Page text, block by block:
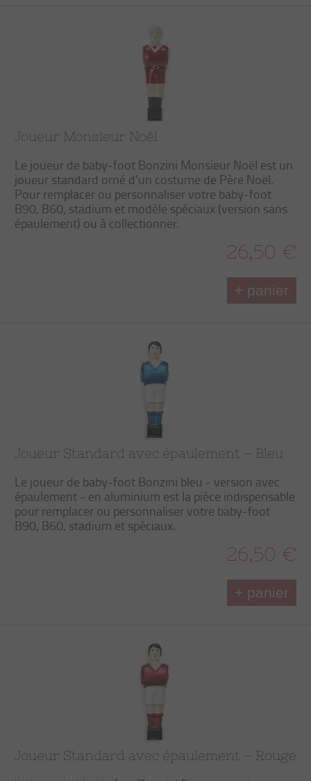
Joueur Monsieur Noël
Le joueur de baby-foot Bonzini Monsieur Noël est un
joueur standard orné d'un costume de Père Noël.
Pour remplacer ou personnaliser votre baby-foot
B90, B60, stadium et modèle spéciaux (version sans
épaulement) ou à collectionner.
26,50 €
+ panier
Joueur Standard avec épaulement – Bleu
Le joueur de baby-foot Bonzini bleu - version avec
épaulement - en aluminium est la pièce indispensable
pour remplacer ou personnaliser votre baby-foot
B90, B60, stadium et spéciaux.
26,50 €
+ panier
Joueur Standard avec épaulement – Rouge